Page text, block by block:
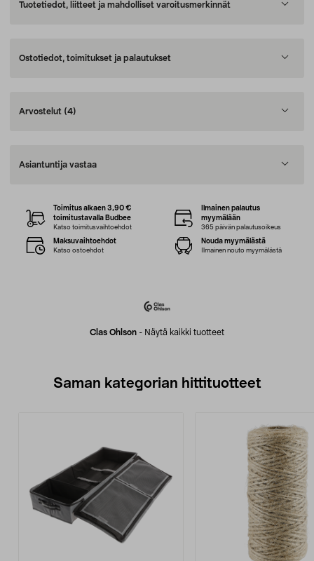
Tuotetiedot, liitteet ja mahdolliset varoitusmerkinnät
Ostotiedot, toimitukset ja palautukset
Arvostelut (4)
Asiantuntija vastaa
Clas Ohlson - Näytä kaikki tuotteet
Toimitus alkaen 3,90 €
toimitustavalla Budbee
Katso toimitusvaihtoehdot
Ilmainen palautus
myymälään
365 päivän palautusoikeus
Maksuvaihtoehdot
Katso ostoehdot
Nouda myymälästä
Ilmainen nouto myymälästä
Saman kategorian hittituotteet